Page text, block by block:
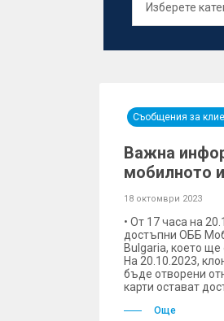
Съобщения за
Важна
мобилното
18 октомври 2023
• От 17 часа на
достъпни ОББ
Bulgaria, което
На 20.10.2023,
бъде отворени
карти остават
Още